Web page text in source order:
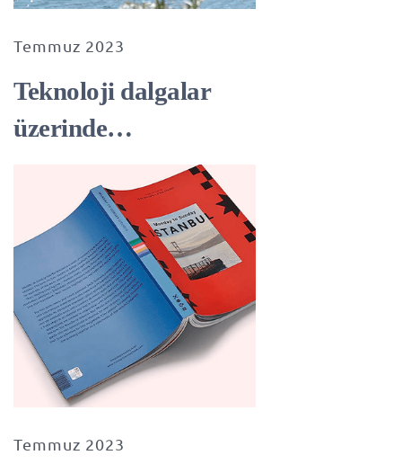
Temmuz 2023
Teknoloji dalgalar
üzerinde…
Temmuz 2023